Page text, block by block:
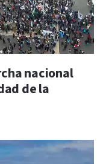
nacional
de la